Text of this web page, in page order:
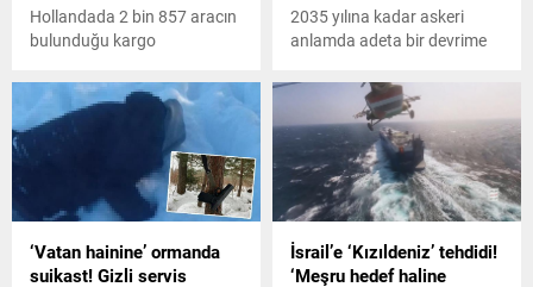
Hollandada 2 bin 857 aracın
bulunduğu kargo
gündür devam ediyor.
Yangının günlerce veya
haftalarca sürebileceğini
söyleyen Sahil Güvenlik
Sözcüsü Edwin
Grammeman, şu anda
girmesinin çok tehlikeli
olacağını belirterek, "Gemiyi
2035 yılına kadar askeri
anlamda adeta bir devrime
olmadan gireceği bir savaşa
hazırlanıyor. İngiliz basınında
çıkan ve bu insansız ordu
hakkında verilen detaylar ise
dünya medyasında ses
getirdi.
‘Vatan hainine’ ormanda
suikast! Gizli servis
İsrail’e ‘Kızıldeniz’ tehdidi!
‘Meşru hedef haline